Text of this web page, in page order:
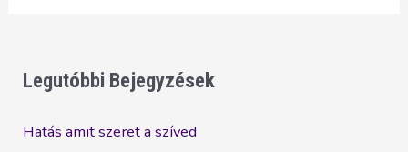
Legutóbbi Bejegyzések
Hatás amit szeret a szíved